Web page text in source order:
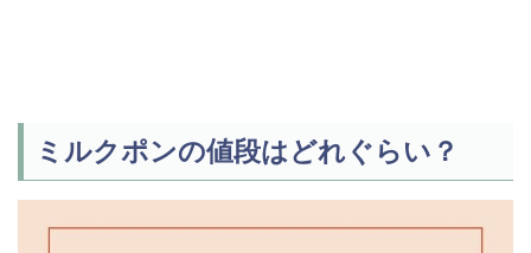
ミルクポンの値段はどれぐらい？